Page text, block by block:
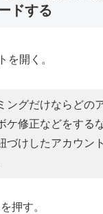
ドする
を開く。
グだけならどの
ケ修正などをする
づけしたアカウン
押す。